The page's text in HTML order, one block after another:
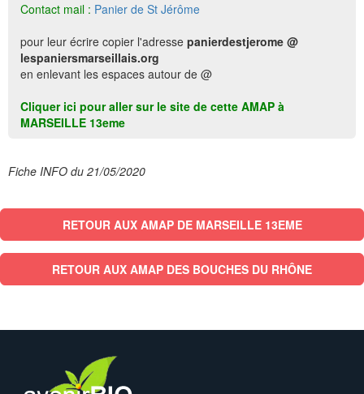
Contact mail : Panier de St Jérôme
pour leur écrire copier l'adresse panierdestjerome @
lespaniersmarseillais.org
en enlevant les espaces autour de @
Cliquer ici pour aller sur le site de cette AMAP à
MARSEILLE 13eme
Fiche INFO du 21/05/2020
RETOUR AUX AMAP DE MARSEILLE 13EME
RETOUR AUX AMAP DES BOUCHES DU RHÔNE